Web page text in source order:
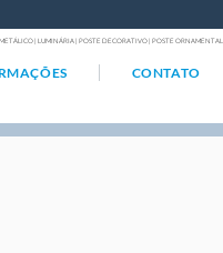
| LUMINÁRIA | POSTE DECORATIVO | POSTE ORNAMENTAL
CONTATO